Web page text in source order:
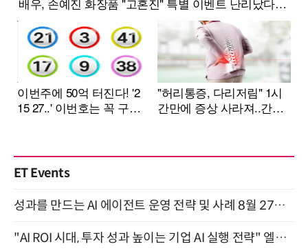
ET Events
성과를 만드는 AI 에이전트 운영 전략 및 사례 8월 27일 개최
"AI ROI 시대, 투자 성과 높이는 기업 AI 실행 전략" 엘타워 6층 (9월 18일)